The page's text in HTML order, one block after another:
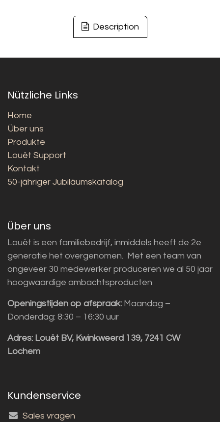
Description
Nützliche Links
Home
Über uns
Produkte
Louët Support
Kontakt
50-jähriger Jubiläumskatalog
Über uns
Louët is een familiebedrijf, inmiddels heeft de 2e
generatie het overgenomen. Met een team van
ongeveer 30 medewerker produceren we al 50 jaar
hoogwaardige ambachtsproducten
Openingstijden op afspraak: Maandag –
Donderdag: 8:30 – 16:30 uur
Adres: Louët BV, Kwinkweerd 139, 7241 CW
Lochem
Kundenservice
Sales vragen